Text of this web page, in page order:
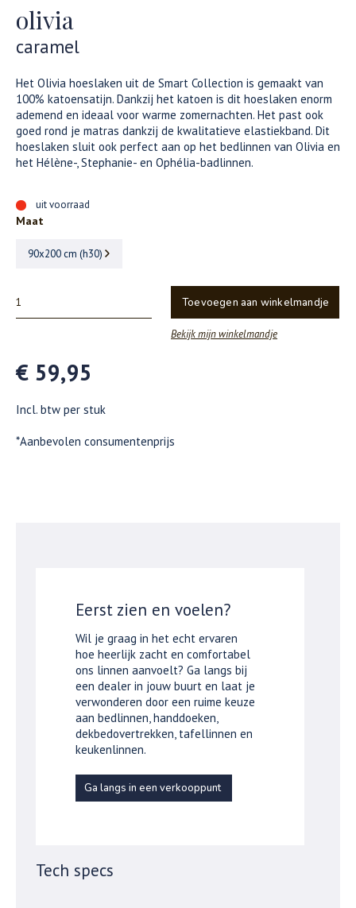
olivia
caramel
Het Olivia hoeslaken uit de Smart Collection is gemaakt van
100% katoensatijn. Dankzij het katoen is dit hoeslaken enorm
ademend en ideaal voor warme zomernachten. Het past ook
goed rond je matras dankzij de kwalitatieve elastiekband. Dit
hoeslaken sluit ook perfect aan op het bedlinnen van Olivia en
het Hélène-, Stephanie- en Ophélia-badlinnen.
uit voorraad
Maat
90x200 cm (h30)
Toevoegen aan winkelmandje
Bekijk mijn winkelmandje
€ 59,95
Incl. btw per stuk
*Aanbevolen consumentenprijs
Eerst zien en voelen?
Wil je graag in het echt ervaren
hoe heerlijk zacht en comfortabel
ons linnen aanvoelt? Ga langs bij
een dealer in jouw buurt en laat je
verwonderen door een ruime keuze
aan bedlinnen, handdoeken,
dekbedovertrekken, tafellinnen en
keukenlinnen.
Ga langs in een verkooppunt
Tech specs